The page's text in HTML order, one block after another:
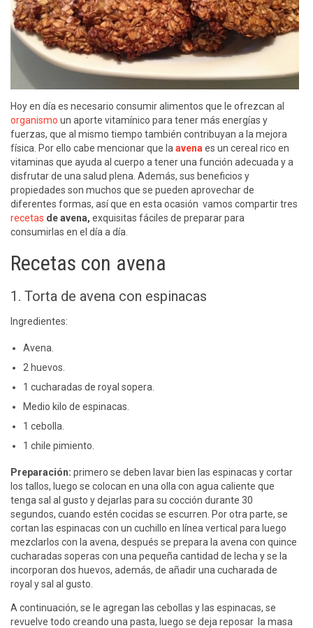
Hoy en día es necesario consumir alimentos que le ofrezcan al
organismo un aporte vitamínico para tener más energías y
fuerzas, que al mismo tiempo también contribuyan a la mejora
física. Por ello cabe mencionar que la avena es un cereal rico en
vitaminas que ayuda al cuerpo a tener una función adecuada y a
disfrutar de una salud plena. Además, sus beneficios y
propiedades son muchos que se pueden aprovechar de
diferentes formas, así que en esta ocasión vamos compartir tres
recetas de avena, exquisitas fáciles de preparar para
consumirlas en el día a día.
Recetas con avena
1. Torta de avena con espinacas
Ingredientes:
Avena.
2 huevos.
1 cucharadas de royal sopera.
Medio kilo de espinacas.
1 cebolla.
1 chile pimiento.
Preparación: primero se deben lavar bien las espinacas y cortar
los tallos, luego se colocan en una olla con agua caliente que
tenga sal al gusto y dejarlas para su cocción durante 30
segundos, cuando estén cocidas se escurren. Por otra parte, se
cortan las espinacas con un cuchillo en línea vertical para luego
mezclarlos con la avena, después se prepara la avena con quince
cucharadas soperas con una pequeña cantidad de lecha y se la
incorporan dos huevos, además, de añadir una cucharada de
royal y sal al gusto.
A continuación, se le agregan las cebollas y las espinacas, se
revuelve todo creando una pasta, luego se deja reposar la masa